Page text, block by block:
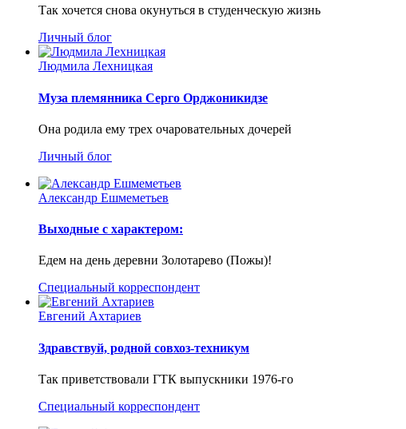
Так хочется снова окунуться в студенческую жизнь
Личный блог
Людмила Лехницкая
Муза племянника Серго Орджоникидзе
Она родила ему трех очаровательных дочерей
Личный блог
Александр Ешмеметьев
Выходные с характером:
Едем на день деревни Золотарево (Пожы)!
Специальный корреспондент
Евгений Ахтариев
Здравствуй, родной совхоз-техникум
Так приветствовали ГТК выпускники 1976-го
Специальный корреспондент